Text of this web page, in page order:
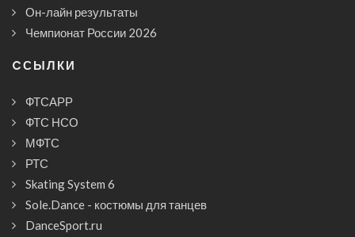
Он-лайн результаты
Чемпионат России 2026
CСЫЛКИ
ФТСАРР
ФТС НСО
МФТС
РТС
Skating System 6
Sole.Dance - костюмы для танцев
DanceSport.ru